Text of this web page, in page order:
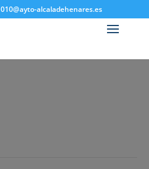
010@ayto-alcaladehenares.es